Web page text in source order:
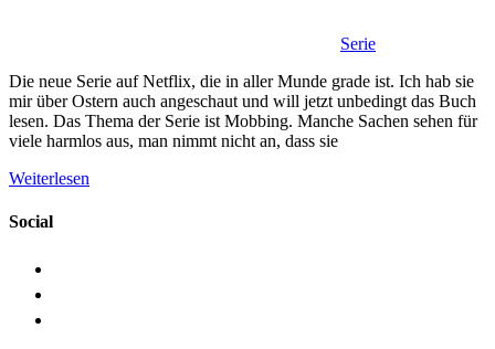
Serie
Die neue Serie auf Netflix, die in aller Munde grade ist. Ich hab sie
mir über Ostern auch angeschaut und will jetzt unbedingt das Buch
lesen. Das Thema der Serie ist Mobbing. Manche Sachen sehen für
viele harmlos aus, man nimmt nicht an, dass sie
Weiterlesen
Social